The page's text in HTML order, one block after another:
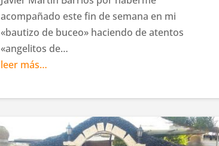
acompañado este fin de semana en mi
«bautizo de buceo» haciendo de atentos
«angelitos de…
leer más…